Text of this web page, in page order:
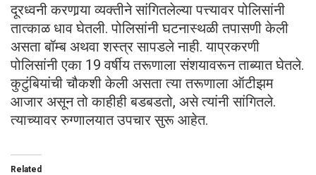
दूरध्वनी करणार्‍या व्यक्तीने सांगितलेल्या पत्त्यावर पोलिसांनी
तात्काळ धाव घेतली. पोलिसांनी घटनास्थळी तपासणी केली
असता बॉम्ब अथवा शस्त्र सापडले नाही. याप्रकरणी
पोलिसांनी एका 19 वर्षीय तरूणाला संशयावरून ताब्यात घेतले.
कुटुंबियांची चौकशी केली असता त्या तरूणाला ऑटीझम
आजार असून तो काहीही बडबडतो, असे त्यांनी सांगितले.
त्याच्यावर रुग्णालयात उपचार सुरू आहेत.
Related